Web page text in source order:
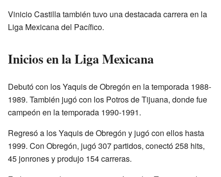
Vinicio Castilla también tuvo una destacada carrera en la
Liga Mexicana del Pacífico.
Inicios en la Liga Mexicana
Debutó con los Yaquis de Obregón en la temporada 1988-
1989. También jugó con los Potros de Tijuana, donde fue
campeón en la temporada 1990-1991.
Regresó a los Yaquis de Obregón y jugó con ellos hasta
1999. Con Obregón, jugó 307 partidos, conectó 258 hits,
45 jonrones y produjo 154 carreras.